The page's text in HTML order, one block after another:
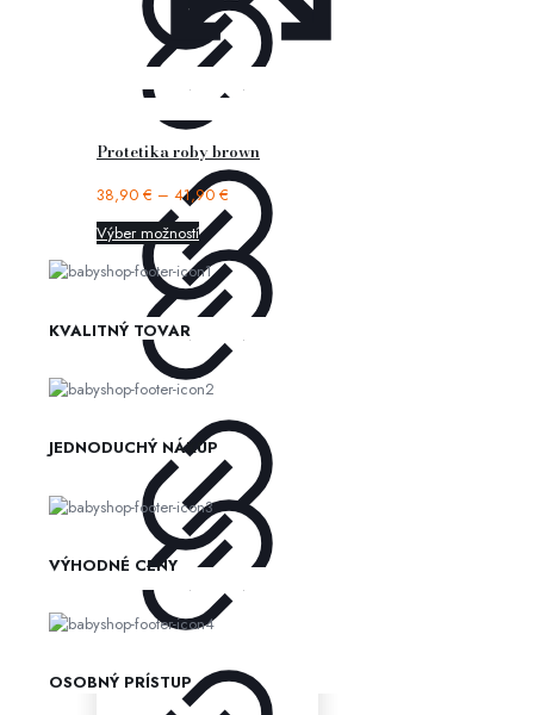
Protetika roby brown
38,90 € – 41,90 €
Výber možností
KVALITNÝ TOVAR
JEDNODUCHÝ NÁKUP
VÝHODNÉ CENY
OSOBNÝ PRÍSTUP